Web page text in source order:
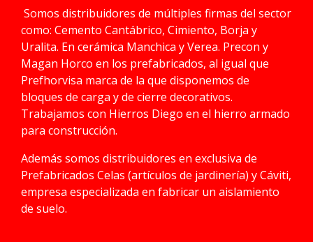
Somos distribuidores de múltiples firmas del sector
como: Cemento Cantábrico, Cimiento, Borja y
Uralita. En cerámica Manchica y Verea. Precon y
Magan Horco en los prefabricados, al igual que
Prefhorvisa marca de la que disponemos de
bloques de carga y de cierre decorativos.
Trabajamos con Hierros Diego en el hierro armado
para construcción.
Además somos distribuidores en exclusiva de
Prefabricados Celas (artículos de jardinería) y Cáviti,
empresa especializada en fabricar un aislamiento
de suelo.